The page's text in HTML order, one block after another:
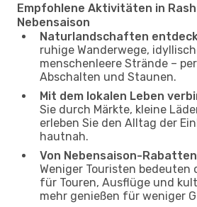
Empfohlene Aktivitäten in
Nebensaison
Naturlandschaften
ruhige Wanderwege,
menschenleere Strände –
Abschalten und Staunen.
Mit dem lokalen Leben
Sie durch Märkte, kleine
erleben Sie den Alltag der
hautnah.
Von Nebensaison-
Weniger Touristen bedeuten
für Touren, Ausflüge und
mehr genießen für weniger